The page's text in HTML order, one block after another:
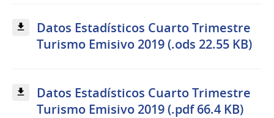
Datos Estadísticos Cuarto Trimestre
Turismo Emisivo 2019 (.ods 22.55 KB)
Datos Estadísticos Cuarto Trimestre
Turismo Emisivo 2019 (.pdf 66.4 KB)